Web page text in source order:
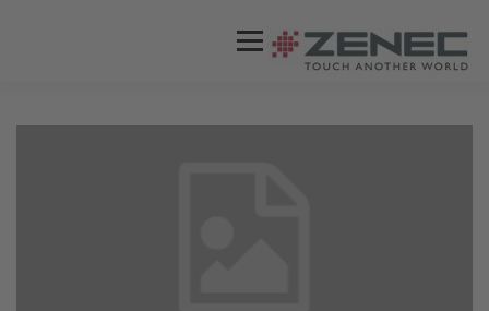
Menü
ZENEC PRODUKTE VIDEOS